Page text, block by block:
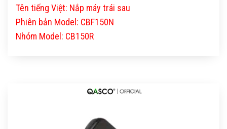
Tên tiếng Việt: Nắp máy trái sau
Phiên bản Model: CBF150N
Nhóm Model: CB150R